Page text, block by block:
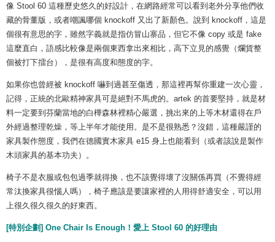
像 Stool 60 這種歷史悠久的好設計，在網路經常可以看到老外分享他們收
藏的骨董版，或者嘲諷哪個 knockoff 又出了新顏色。說到 knockoff，這是
個很有意思的字，雖然字義就是指仿冒山寨品，但它不像 copy 或是 fake
這麼直白，語感比較像是兩個東西拿出來相比，高下立見的感覺（爛貨整
個被打下擂台），是很有高度和態度的字。
如果你也曾經被 knockoff 嚇到過甚至傷透，那這裡再幫你重建一次心靈，
記得，正統的北歐精神家具可是絕對不馬虎的。artek 的首要堅持，就是材
料一定要到芬蘭當地的白樺森林裡精心嚴選，挑出來的上等木材還得在戶
外經過整理乾燥，等上半年才能使用。是不是很熟悉？沒錯，這種嚴謹的
家具製作態度，我們在德國實木家具 e15 身上也能看到（或者該說是製作
木頭家具的基本功夫）。
椅子不是衣服或包包過季就得換，也不該覺得壞了沒關係再買（不覺得經
常汰換家具很惱人嗎），椅子應該是要讓家裡的人用得舒適安全，可以用
上很久很久很久的好東西。
[特別企劃] One Chair Is Enough！愛上 Stool 60 的好理由